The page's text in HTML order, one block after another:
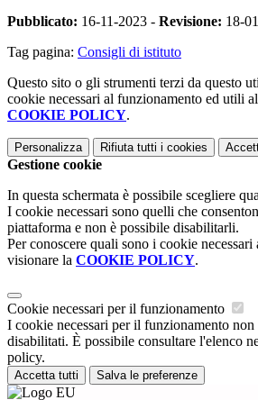
Pubblicato: 16-11-2023 - Revisione: 18-
Tag pagina: Consigli di istituto
Questo sito o gli strumenti terzi da questo
cookie necessari al funzionamento ed utili
COOKIE POLICY.
Personalizza Rifiuta tutti i cookies
Gestione cookie
In questa schermata è possibile scegliere
I cookie necessari sono quelli che
piattaforma e non è possibile disabilitarli.
Per conoscere quali sono i cookie
visionare la COOKIE POLICY.
Cookie necessari per il funzionamento
I cookie necessari per il funzionamento non
disabilitati. È possibile consultare l'elenco
policy.
Accetta tutti Salva le preferenze